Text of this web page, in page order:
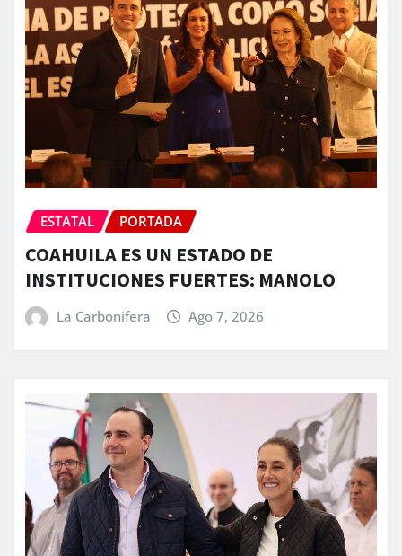
ESTATAL PORTADA
COAHUILA ES UN ESTADO DE
INSTITUCIONES FUERTES: MANOLO
La Carbonifera Ago 7, 2026